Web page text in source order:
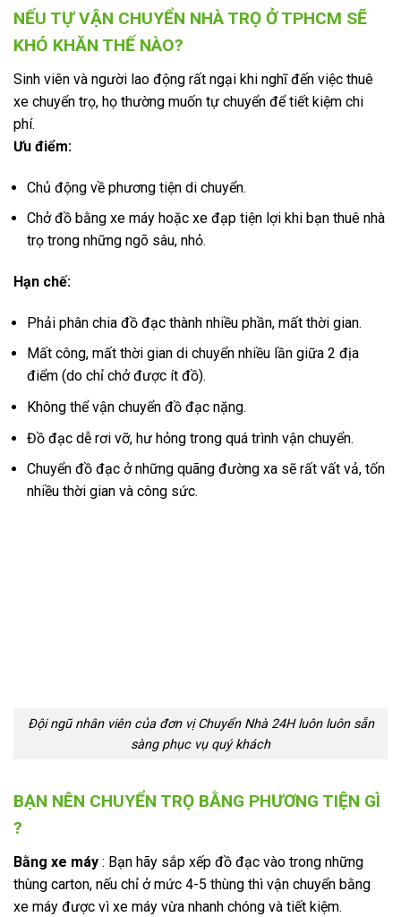
NẾU TỰ VẬN CHUYỂN NHÀ TRỌ Ở TPHCM SẼ
KHÓ KHĂN THẾ NÀO?
Sinh viên và người lao động rất ngại khi nghĩ đến việc thuê
xe chuyển trọ, họ thường muốn tự chuyển để tiết kiệm chi
phí.
Ưu điểm:
Chủ động về phương tiện di chuyển.
Chở đồ bằng xe máy hoặc xe đạp tiện lợi khi bạn thuê nhà
trọ trong những ngõ sâu, nhỏ.
Hạn chế:
Phải phân chia đồ đạc thành nhiều phần, mất thời gian.
Mất công, mất thời gian di chuyển nhiều lần giữa 2 địa
điểm (do chỉ chở được ít đồ).
Không thể vận chuyển đồ đạc nặng.
Đồ đạc dễ rơi vỡ, hư hỏng trong quá trình vận chuyển.
Chuyển đồ đạc ở những quãng đường xa sẽ rất vất vả, tốn
nhiều thời gian và công sức.
Đội ngũ nhân viên của đơn vị Chuyển Nhà 24H luôn luôn sẵn
sàng phục vụ quý khách
BẠN NÊN CHUYỂN TRỌ BẰNG PHƯƠNG TIỆN GÌ
?
Bằng xe máy : Bạn hãy sắp xếp đồ đạc vào trong những
thùng carton, nếu chỉ ở mức 4-5 thùng thì vận chuyển bằng
xe máy được vì xe máy vừa nhanh chóng và tiết kiệm.